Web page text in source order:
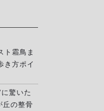
ト霜鳥ま
き方ポイ
驚いた
丘の整骨